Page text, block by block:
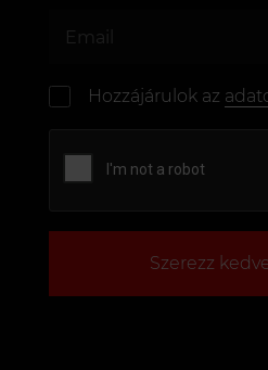
Hozzájárulok az
Szerezz